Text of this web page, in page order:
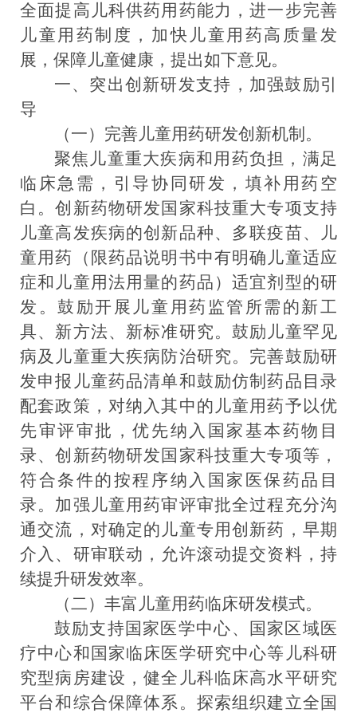
全面提高儿科供药用药能力，进一步完善
儿童用药制度，加快儿童用药高质量发
展，保障儿童健康，提出如下意见。
一、 突出创新研发支持 ，加强鼓励引
导
（一） 完善儿童用药研发创新机制。
聚焦儿童重大疾病和用药负担，满足
临床急需，引导协同研发，填补用药空
白。创 新药物研发国家科技重大专项支持
儿童高发疾病的创新品种、多联疫苗、儿
童用药
（限药品说明书中有明确儿童适应
症和儿童用法用量的药品）适宜剂型的研
发 。鼓励开展儿童用药监管所需的新工
具、新方法、新标准研究。鼓励儿童罕见
病及儿童重大疾病防治研究。 完善鼓励研
发申报儿童药品清单和鼓励仿制药品目录
配套政策，对纳入其中的儿童用药予以优
先审评审批，优先纳入国家基本药物目
录、创 新药物研发国家科技重大专项等 ，
符合条件的按程序纳入国家医保药品目
录。 加强儿童用药审评审批全过程充分沟
通交流，对确定的 儿童专用创新药，早期
介入、研审联动，允许滚动提交资料，持
续提升研发效率。
（二） 丰富 儿童用药临床研发模式。
鼓励支持国家医学中心、国家区域医
疗中心和国家临床医学研究中心等 儿科研
究型病房建设 ，健全儿科临床高水平研究
平台和综合保障体系。探索组织建立全国